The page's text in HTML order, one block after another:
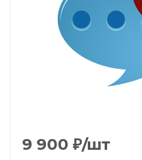
9 900 ₽/шт